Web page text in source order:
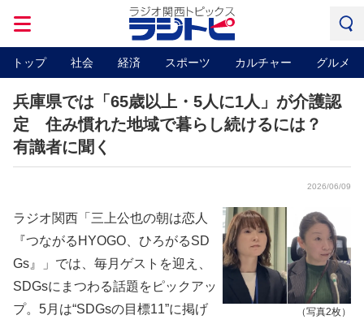
トップ 社会 経済 スポーツ カルチャー グルメ
兵庫県では「65歳以上・5人に1人」が介護認
定 住み慣れた地域で暮らし続けるには？
有識者に聞く
2026/06/09
（写真2枚）
ラジオ関西「三上公也の朝は恋人
『つながるHYOGO、ひろがるSD
Gs』」では、毎月ゲストを迎え、
SDGsにまつわる話題をピックアッ
プ。5月は“SDGsの目標11”に掲げ